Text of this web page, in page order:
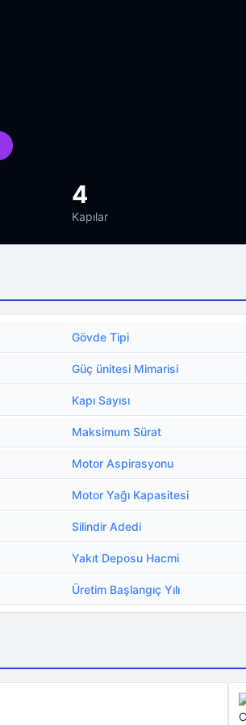
4
Kapılar
Gövde Tipi
Güç ünitesi Mimarisi
Kapı Sayısı
Maksimum Sürat
Motor Aspirasyonu
Motor Yağı Kapasitesi
Silindir Adedi
Yakıt Deposu Hacmi
Üretim Başlangıç Yılı